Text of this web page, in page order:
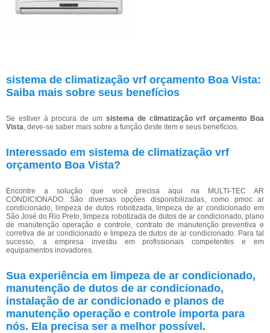
sistema de climatização vrf orçamento Boa Vista:
Saiba mais sobre seus benefícios
Se estiver à procura de um sistema de climatização vrf orçamento Boa
Vista, deve-se saber mais sobre a função deste item e seus benefícios.
Interessado em sistema de climatização vrf
orçamento Boa Vista?
Encontre a solução que você precisa aqui na MULTI-TEC AR
CONDICIONADO. São diversas opções disponibilizadas, como pmoc ar
condicionado, limpeza de dutos robotizada, limpeza de ar condicionado em
São José do Rio Preto, limpeza robotizada de dutos de ar condicionado, plano
de manutenção operação e controle, contrato de manutenção preventiva e
corretiva de ar condicionado e limpeza de dutos de ar condicionado. Para tal
sucesso, a empresa investiu em profissionais competentes e em
equipamentos inovadores.
Sua experiência em limpeza de ar condicionado,
manutenção de dutos de ar condicionado,
instalação de ar condicionado e planos de
manutenção operação e controle importa para
nós. Ela precisa ser a melhor possível.